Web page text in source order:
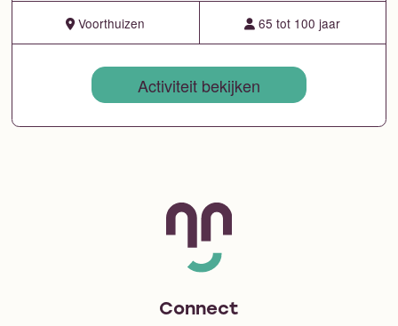
Voorthuizen 65 tot 100 jaar
Activiteit bekijken
Connect